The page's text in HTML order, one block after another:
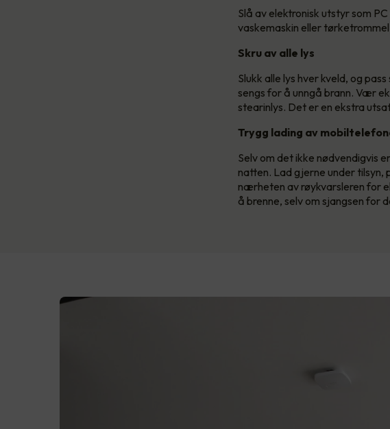
Slå av elektronisk utstyr som
vaskemaskin eller
Skru av alle lys
Slukk alle lys hver kveld, og
sengs for å unngå brann. Vær
stearinlys. Det er en ekstra
Trygg lading av
Selv om det ikke nødvendigvis
natten. Lad gjerne under tilsyn,
nærheten av røykvarsleren for
å brenne, selv om sjangsen for